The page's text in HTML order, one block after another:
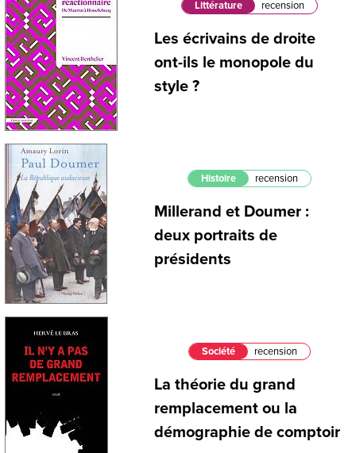
Littérature recension
Les écrivains de droite
ont-ils le monopole du
style ?
Histoire recension
Millerand et Doumer :
deux portraits de
présidents
Société recension
La théorie du grand
remplacement ou la
démographie de comptoir